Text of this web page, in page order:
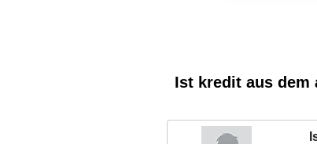
Ist kredit aus dem